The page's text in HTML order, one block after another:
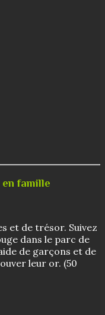
famille
et de trésor. Suivez
dans le parc de
de garçons et de
leur or. (50